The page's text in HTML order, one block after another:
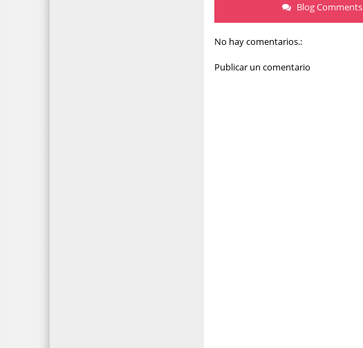
Blog Comments
No hay comentarios.:
Publicar un comentario